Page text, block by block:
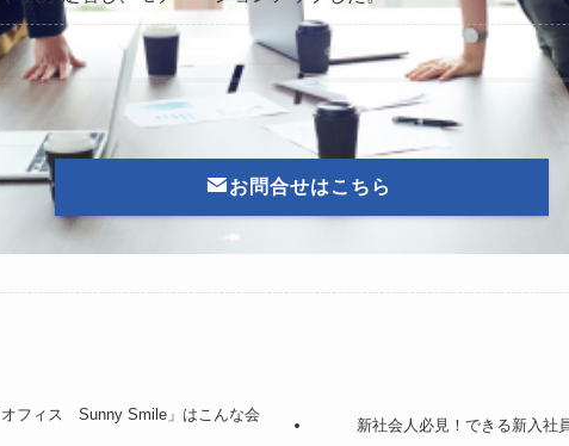
お問合せはこちら
オフィス Sunny Smile」はこんな会
新社会人必見！できる新入社